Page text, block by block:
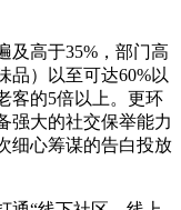
高于35%，部门高
品）以至可达60%以
客的5倍以上。更环
强大的社交保举能力
心筹谋的告白投放